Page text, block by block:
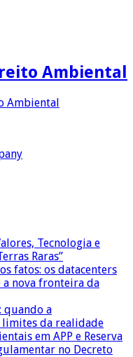
Ambiental
Tecnologia e
Raras”
fatos: os datacenters
nova fronteira da
quando a
da realidade
em APP e Reserva
no Decreto